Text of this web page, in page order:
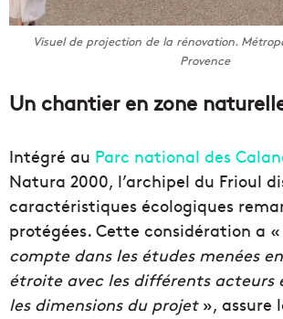
Visuel de projection de la rénovation.
Provence
Un chantier en zone
Intégré au Parc national des
Natura 2000, l’archipel du Frioul
caractéristiques écologiques
protégées. Cette considération a «
compte dans les études menées
étroite avec les différents acteurs
les dimensions du projet», assure